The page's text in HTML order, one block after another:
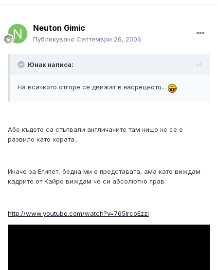
Neuton Gimic
Публикувано Септември 26, 2006
Юнак написа:
На всичкото отгоре се движат в насрещното...
Абе където са стъпвали англичаните там нищо не се е
развило като хората...
Иначе за Египет, бедна ми е представата, ама като виждам
кадрите от Кайро виждам че си абсолютно прав:
http://www.youtube.com/watch?v=765IrcoEzzI